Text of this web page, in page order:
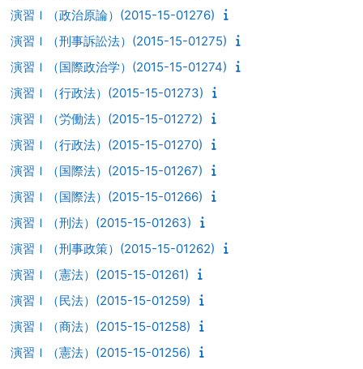
演習Ｉ（政治原論）(2015-15-01276)
演習Ｉ（刑事訴訟法）(2015-15-01275)
演習Ｉ（国際政治学）(2015-15-01274)
演習Ｉ（行政法）(2015-15-01273)
演習Ｉ（労働法）(2015-15-01272)
演習Ｉ（行政法）(2015-15-01270)
演習Ｉ（国際法）(2015-15-01267)
演習Ｉ（国際法）(2015-15-01266)
演習Ｉ（刑法）(2015-15-01263)
演習Ｉ（刑事政策）(2015-15-01262)
演習Ｉ（憲法）(2015-15-01261)
演習Ｉ（民法）(2015-15-01259)
演習Ｉ（商法）(2015-15-01258)
演習Ｉ（憲法）(2015-15-01256)